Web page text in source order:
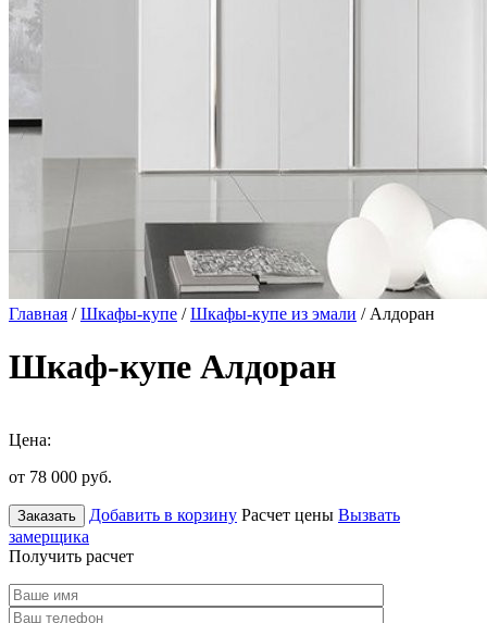
Главная /Шкафы-купе /Шкафы-купе из эмали / Алдоран
Шкаф-купе Алдоран
Цена:
от 78 000 руб.
Заказать Добавить в корзину Расчет цены Вызвать
замерщика
Получить расчет